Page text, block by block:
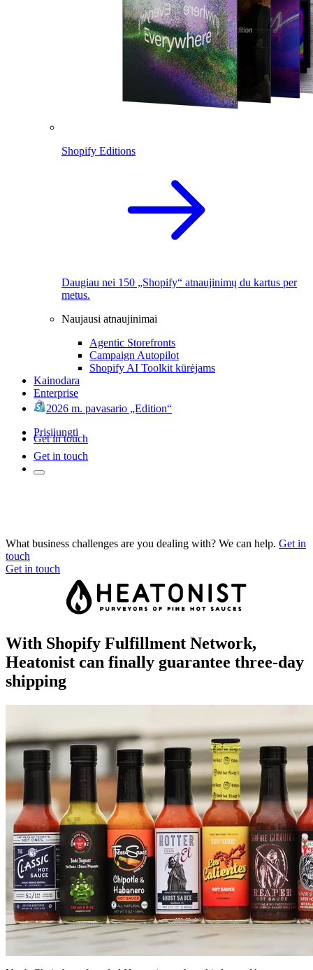
Shopify Editions
Daugiau nei 150 „Shopify“ atnaujinimų du kartus per
metus.
Naujausi atnaujinimai
Agentic Storefronts
Campaign Autopilot
Shopify AI Toolkit kūrėjams
Kainodara
Enterprise
2026 m. pavasario „Edition“
Prisijungti
Get in touch
Get in touch
What business challenges are you dealing with? We can help. Get in
touch
Get in touch
With Shopify Fulfillment Network,
Heatonist can finally guarantee three-day
shipping